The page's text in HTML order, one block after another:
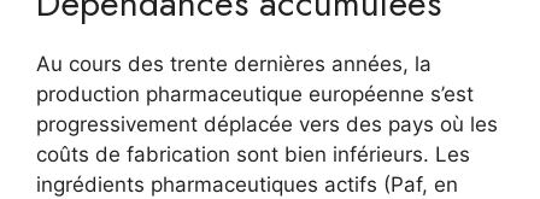
Au cours des trente dernières années, la
production pharmaceutique européenne s’est
progressivement déplacée vers des pays où les
coûts de fabrication sont bien inférieurs. Les
ingrédients pharmaceutiques actifs (Paf, en